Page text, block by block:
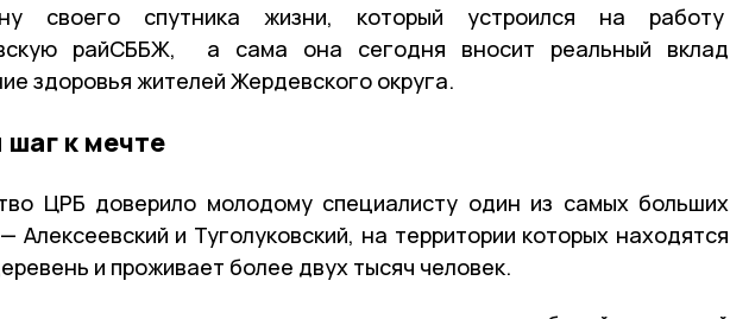
своего спутника жизни, который устроился на работу
райСББЖ, а сама она сегодня вносит реальный вклад
здоровья жителей Жердевского округа.
к мечте
ЦРБ доверило молодому специалисту один из самых больших
Алексеевский и Туголуковский, на территории которых находятся
и проживает более двух тысяч человек.